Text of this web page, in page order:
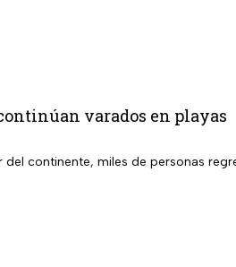
varados en playas
continente, miles de personas